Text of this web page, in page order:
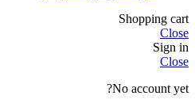
Shopping cart
Close
Sign in
Close
No account yet?